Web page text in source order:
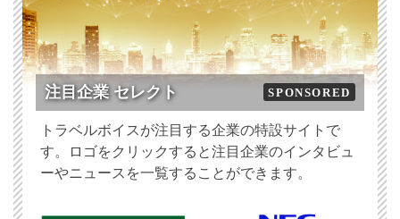
注目企業 セレクト SPONSORED
トラベルボイスが注目する企業の特設サイトで
す。ロゴをクリックすると注目企業のインタビュ
ーやニュースを一覧することができます。